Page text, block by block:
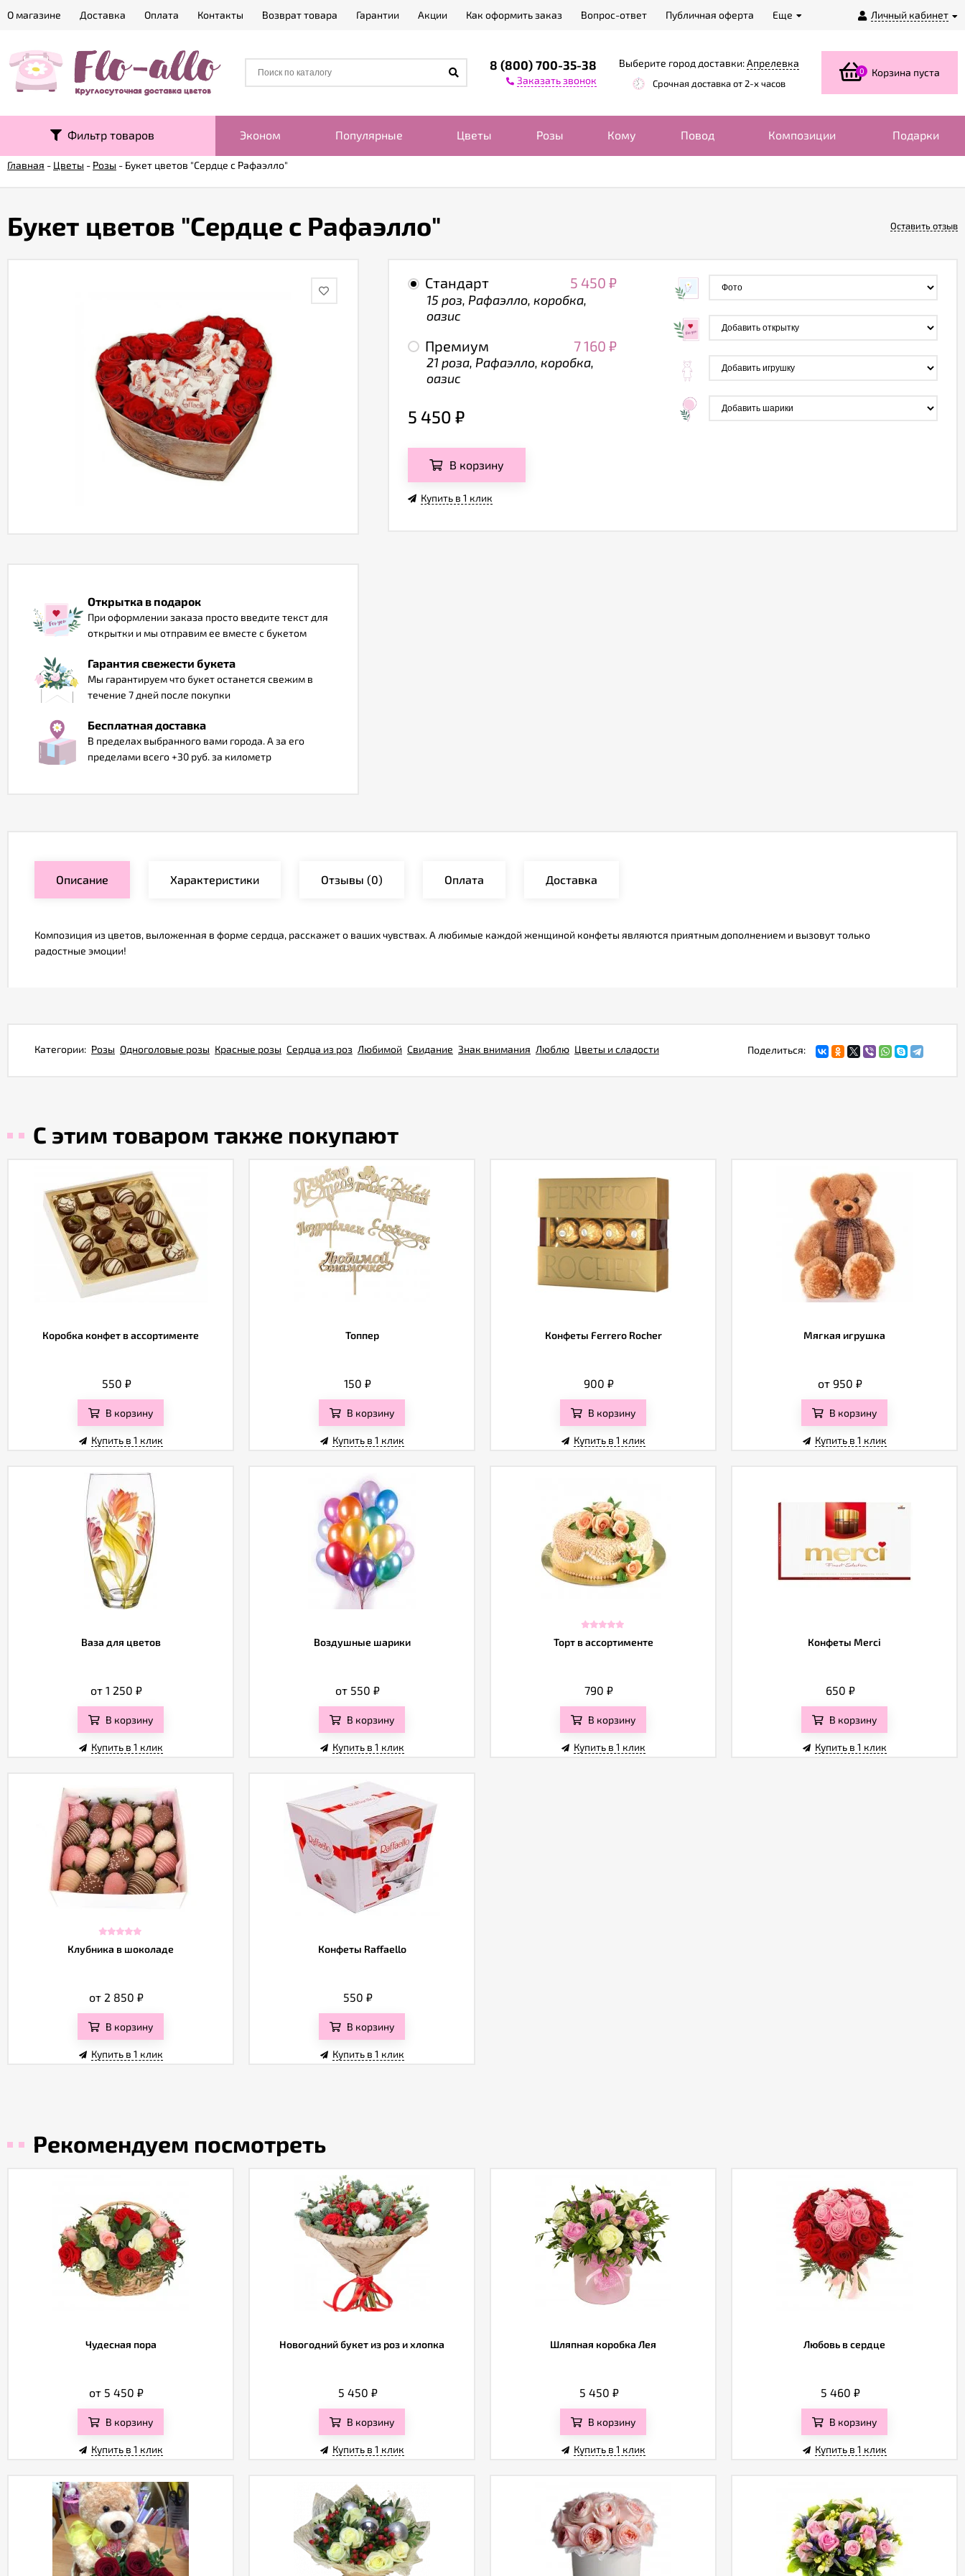
Личный кабинет
О магазине Доставка Оплата Контакты Возврат товара Гарантии Акции Как оформить заказ Вопрос-ответ Публичная оферта Еще
8 (800) 700-35-38
Заказать звонок
Выберите город доставки:Апрелевка
Срочная доставка от 2-х часов
0 Корзина пуста
Фильтр товаров Эконом Популярные Цветы Розы Кому Повод Композиции Подарки
Главная - Цветы - Розы - Букет цветов "Сердце с Рафаэлло"
Букет цветов "Сердце с Рафаэлло" Оставить отзыв
Открытка в подарок
При оформлении заказа просто введите текст для
открытки и мы отправим ее вместе с букетом
Гарантия свежести букета
Мы гарантируем что букет останется свежим в
течение 7 дней после покупки
Бесплатная доставка
В пределах выбранного вами города. А за его
пределами всего +30 руб. за километр
Стандарт 5 450 ₽
15 роз, Рафаэлло, коробка,
оазис
Премиум 7 160 ₽
21 роза, Рафаэлло, коробка,
оазис
5 450 ₽
В корзину
Купить в 1 клик
Описание Характеристики Отзывы (0) Оплата Доставка
Композиция из цветов, выложенная в форме сердца, расскажет о ваших чувствах. А любимые каждой женщиной конфеты являются приятным дополнением и вызовут только
радостные эмоции!
Поделиться:
Категории: Розы Одноголовые розы Красные розы Сердца из роз Любимой Свидание Знак внимания Люблю Цветы и сладости
С этим товаром также покупают
Коробка конфет в ассортименте
550 ₽
В корзину
Купить в 1 клик
Топпер
150 ₽
В корзину
Купить в 1 клик
Конфеты Ferrero Rocher
900 ₽
В корзину
Купить в 1 клик
Мягкая игрушка
от 950 ₽
В корзину
Купить в 1 клик
Ваза для цветов
от 1 250 ₽
В корзину
Купить в 1 клик
Воздушные шарики
от 550 ₽
В корзину
Купить в 1 клик
Торт в ассортименте
790 ₽
В корзину
Купить в 1 клик
Конфеты Merci
650 ₽
В корзину
Купить в 1 клик
Клубника в шоколаде
от 2 850 ₽
В корзину
Купить в 1 клик
Конфеты Raffaello
550 ₽
В корзину
Купить в 1 клик
Рекомендуем посмотреть
Чудесная пора
от 5 450 ₽
В корзину
Купить в 1 клик
Новогодний букет из роз и хлопка
5 450 ₽
В корзину
Купить в 1 клик
Шляпная коробка Лея
5 450 ₽
В корзину
Купить в 1 клик
Любовь в сердце
5 460 ₽
В корзину
Купить в 1 клик